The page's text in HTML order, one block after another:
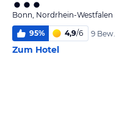
Bonn, Nordrhein-Westfalen
95% 4,9/6 9 Bew.
Zum Hotel